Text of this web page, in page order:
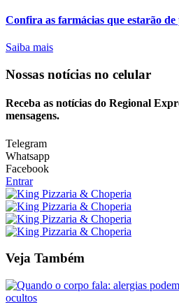
Confira as farmácias que estarão de
Saiba mais
Nossas notícias no celular
Receba as notícias do Regional
mensagens.
Telegram
Whatsapp
Facebook
Entrar
Veja Também